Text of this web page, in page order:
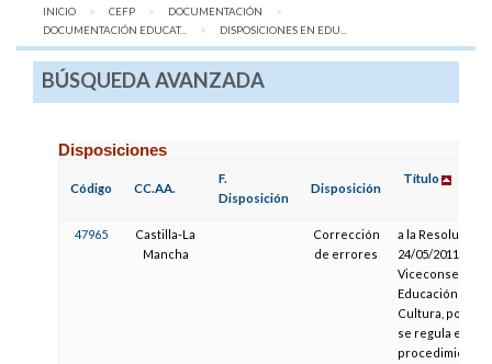
INICIO CEFP
DOCUMENTACIÓN
DOCUMENTACIÓN EDUCAT...
AQUÍ:
DISPOSICIONES EN EDU...
BÚSQUEDA AVANZADA
Disposiciones
Código CC.AA.
F.
Disposición
Disposición
Título
47965
Castilla-La
Mancha
Corrección
de errores
a la Resolución
24/05/2011, de la
Viceconsejería
Educación y
Cultura, por la
se regula el
procedimiento